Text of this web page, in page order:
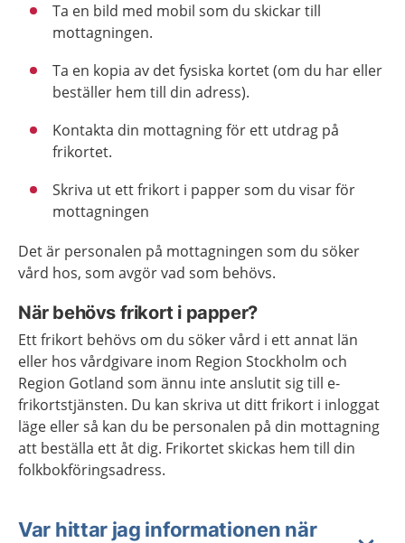
Ta en bild med mobil som du skickar till
mottagningen.
Ta en kopia av det fysiska kortet (om du har eller
beställer hem till din adress).
Kontakta din mottagning för ett utdrag på
frikortet.
Skriva ut ett frikort i papper som du visar för
mottagningen
Det är personalen på mottagningen som du söker
vård hos, som avgör vad som behövs.
När behövs frikort i papper?
Ett frikort behövs om du söker vård i ett annat län
eller hos vårdgivare inom Region Stockholm och
Region Gotland som ännu inte anslutit sig till e-
frikortstjänsten. Du kan skriva ut ditt frikort i inloggat
läge eller så kan du be personalen på din mottagning
att beställa ett åt dig. Frikortet skickas hem till din
folkbokföringsadress.
Var hittar jag informationen när